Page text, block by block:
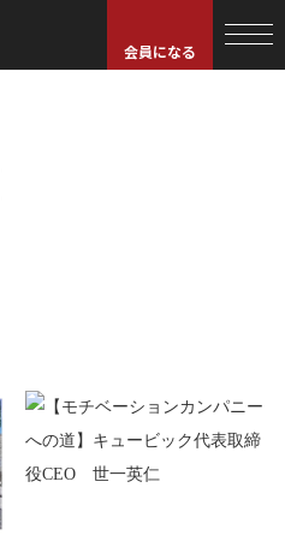
会員になる